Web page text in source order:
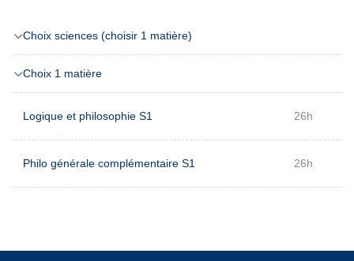
Choix sciences (choisir 1 matière)
Choix 1 matière
Logique et philosophie S1 26h
Philo générale complémentaire S1 26h